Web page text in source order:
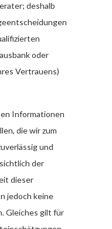
deshalb
oder
Vertrauens)
Informationen
die wir zum
und
der
dieser
jedoch keine
Gleiches gilt für